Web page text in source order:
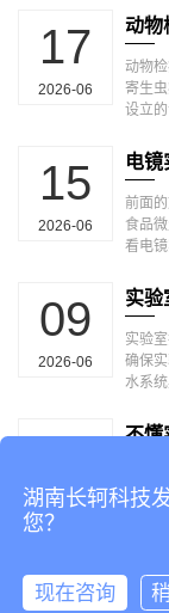
17
2026-06
动物
动物
寄生
设立的
15
2026-06
电镜
前面
食品
看电镜
09
2026-06
实验
实验
确保
水系统
2026-06
不懂
气体
室气
湖南长轲科技
您？
现在咨询